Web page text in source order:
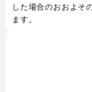
した場合のおおよそ
ます。